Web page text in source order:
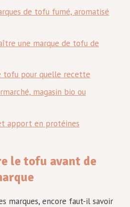
de tofu fumé, aromatisé
une marque de tofu de
tofu pour quelle recette
magasin bio ou
apport en protéines
le tofu avant de
marques, encore faut-il savoir